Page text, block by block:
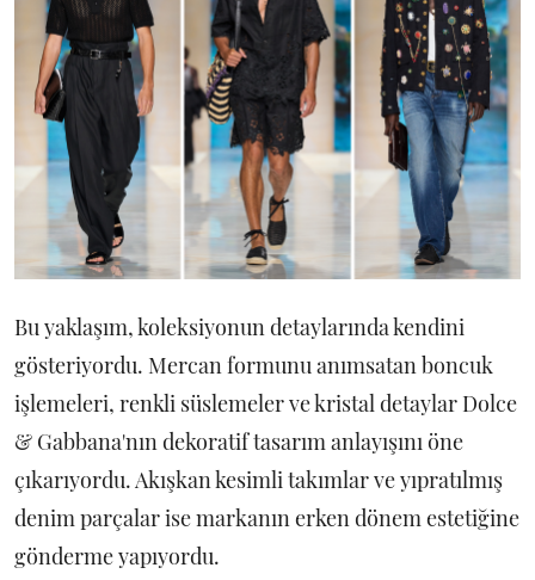
Bu yaklaşım, koleksiyonun detaylarında kendini
gösteriyordu. Mercan formunu anımsatan boncuk
işlemeleri, renkli süslemeler ve kristal detaylar Dolce
& Gabbana'nın dekoratif tasarım anlayışını öne
çıkarıyordu. Akışkan kesimli takımlar ve yıpratılmış
denim parçalar ise markanın erken dönem estetiğine
gönderme yapıyordu.